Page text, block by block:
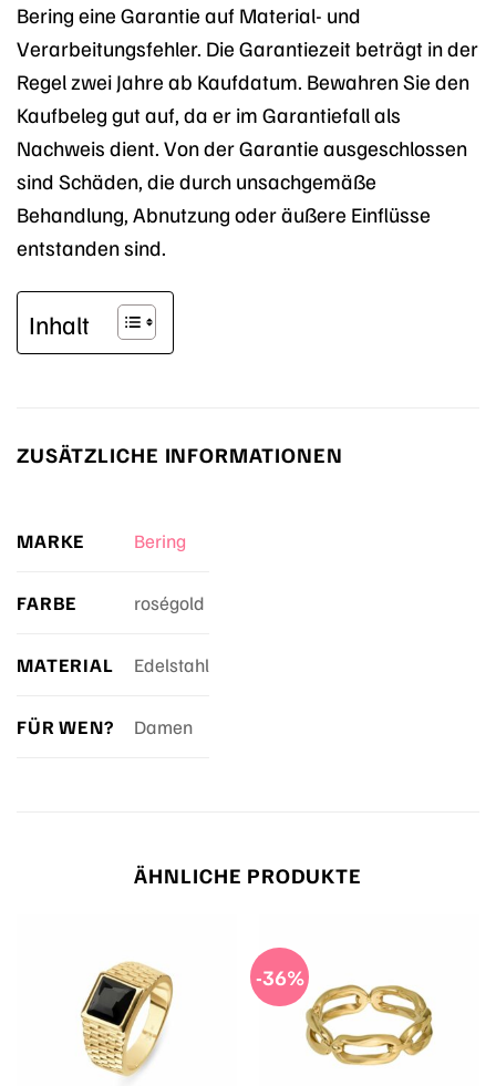
Bering eine Garantie auf Material- und
Verarbeitungsfehler. Die Garantiezeit beträgt in der
Regel zwei Jahre ab Kaufdatum. Bewahren Sie den
Kaufbeleg gut auf, da er im Garantiefall als
Nachweis dient. Von der Garantie ausgeschlossen
sind Schäden, die durch unsachgemäße
Behandlung, Abnutzung oder äußere Einflüsse
entstanden sind.
Inhalt
ZUSÄTZLICHE INFORMATIONEN
MARKE Bering
FARBE roségold
MATERIAL Edelstahl
FÜR WEN? Damen
ÄHNLICHE PRODUKTE
-36%